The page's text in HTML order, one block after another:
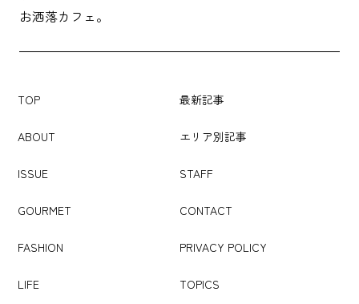
お洒落カフェ。
TOP 最新記事
ABOUT エリア別記事
ISSUE STAFF
GOURMET CONTACT
FASHION PRIVACY POLICY
LIFE TOPICS